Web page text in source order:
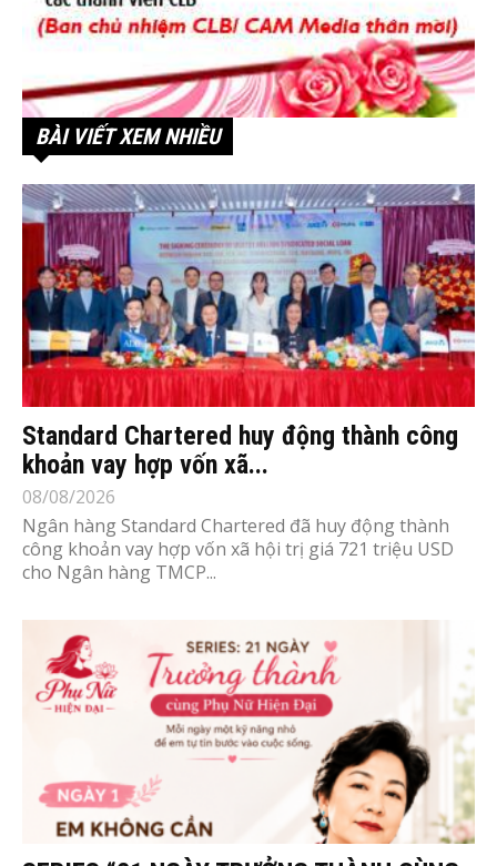
BÀI VIẾT XEM NHIỀU
Standard Chartered huy động thành công
khoản vay hợp vốn xã...
08/08/2026
Ngân hàng Standard Chartered đã huy động thành
công khoản vay hợp vốn xã hội trị giá 721 triệu USD
cho Ngân hàng TMCP...